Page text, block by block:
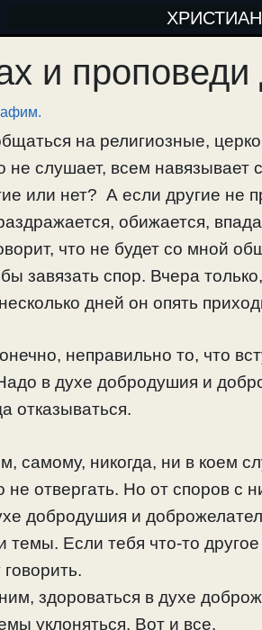
и проповеди
на религиозные,
не слушает, всем
или нет? А если другие не
обижается,
что не будет со мной
завязать спор. Вчера
дней он опять
неправильно то, что
в духе добродушия и
отказываться.
самому, никогда, ни в коем
не отвергать. Но от споров с
добродушия и
темы. Если тебя что-то
здороваться в духе
уклоняться. Вот и все.